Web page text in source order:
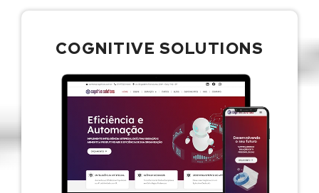
COGNITIVE SOLUTIONS